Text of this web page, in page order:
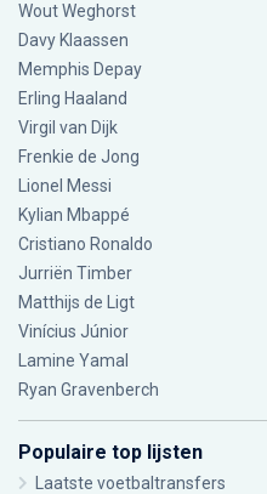
Wout Weghorst
Davy Klaassen
Memphis Depay
Erling Haaland
Virgil van Dijk
Frenkie de Jong
Lionel Messi
Kylian Mbappé
Cristiano Ronaldo
Jurriën Timber
Matthijs de Ligt
Vinícius Júnior
Lamine Yamal
Ryan Gravenberch
Populaire top lijsten
Laatste voetbaltransfers